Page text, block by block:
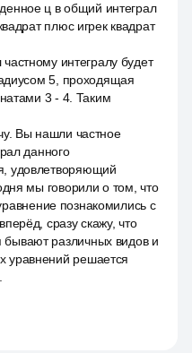
ц в общий интеграл
плюс игрек квадрат
интегралу будет
5, проходящая
3 - 4. Таким
Вы нашли частное
данного
удовлетворяющий
мы говорили о том, что
познакомились с
сразу скажу, что
различных видов и
решается